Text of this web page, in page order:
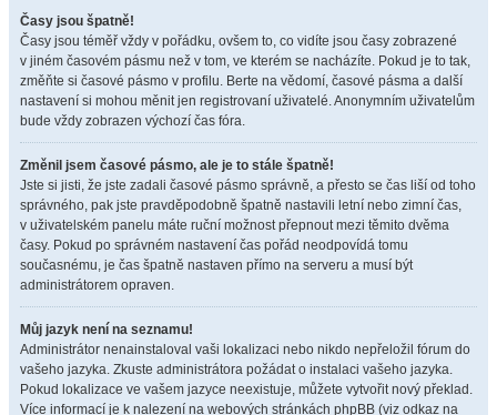
Časy jsou špatně!
Časy jsou téměř vždy v pořádku, ovšem to, co vidíte jsou časy zobrazené
v jiném časovém pásmu než v tom, ve kterém se nacházíte. Pokud je to tak,
změňte si časové pásmo v profilu. Berte na vědomí, časové pásma a další
nastavení si mohou měnit jen registrovaní uživatelé. Anonymním uživatelům
bude vždy zobrazen výchozí čas fóra.
Změnil jsem časové pásmo, ale je to stále špatně!
Jste si jisti, že jste zadali časové pásmo správně, a přesto se čas liší od toho
správného, pak jste pravděpodobně špatně nastavili letní nebo zimní čas,
v uživatelském panelu máte ruční možnost přepnout mezi těmito dvěma
časy. Pokud po správném nastavení čas pořád neodpovídá tomu
současnému, je čas špatně nastaven přímo na serveru a musí být
administrátorem opraven.
Můj jazyk není na seznamu!
Administrátor nenainstaloval vaši lokalizaci nebo nikdo nepřeložil fórum do
vašeho jazyka. Zkuste administrátora požádat o instalaci vašeho jazyka.
Pokud lokalizace ve vašem jazyce neexistuje, můžete vytvořit nový překlad.
Více informací je k nalezení na webových stránkách phpBB (viz odkaz na